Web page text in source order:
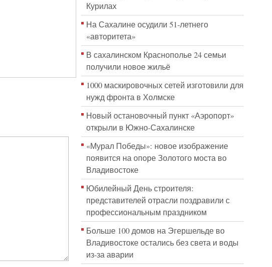
Курилах
На Сахалине осудили 51-летнего
«авторитета»
В сахалинском Краснополье 24 семьи
получили новое жильё
1000 маскировочных сетей изготовили для
нужд фронта в Холмске
Новый остановочный пункт «Аэропорт»
открыли в Южно-Сахалинске
«Мурал Победы»: новое изображение
появится на опоре Золотого моста во
Владивостоке
Юбилейный День строителя:
представителей отрасли поздравили с
профессиональным праздником
Больше 100 домов на Эгершельде во
Владивостоке остались без света и воды
из-за аварии